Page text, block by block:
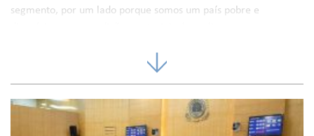
segmento, por um lado porque somos um país pobre e
outro, porque, não só estendemos a nossa capacidade de
afirmou o Ministro, para quem isso foi demonstrado de
forma “quase acelerada” no período da pandemia, em que,